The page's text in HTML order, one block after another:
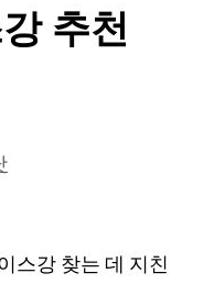
추천
스강 찾는 데 지친